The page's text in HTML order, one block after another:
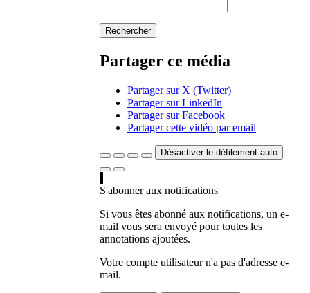
Rechercher
Partager ce média
Partager sur X (Twitter)
Partager sur LinkedIn
Partager sur Facebook
Partager cette vidéo par email
Désactiver le défilement auto
S'abonner aux notifications
Si vous êtes abonné aux notifications, un e-
mail vous sera envoyé pour toutes les
annotations ajoutées.
Votre compte utilisateur n'a pas d'adresse e-
mail.